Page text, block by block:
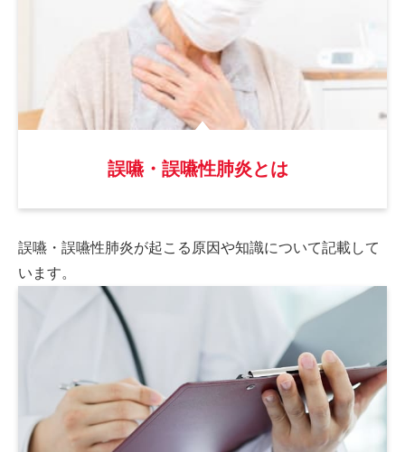
誤嚥・誤嚥性肺炎とは
誤嚥・誤嚥性肺炎が起こる原因や知識について記載して
います。